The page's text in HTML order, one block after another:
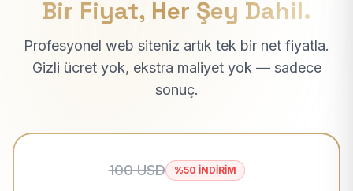
Bir Fiyat, Her Şey Dahil.
Profesyonel web siteniz artık tek bir net fiyatla.
Gizli ücret yok, ekstra maliyet yok — sadece
sonuç.
100 USD %50 İNDİRİM